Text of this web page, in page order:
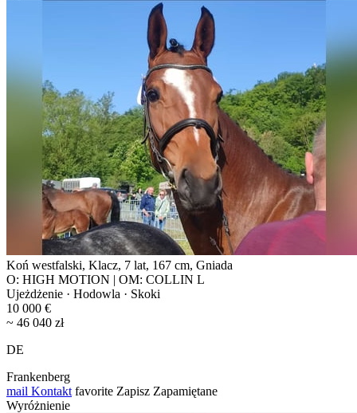
Koń westfalski, Klacz, 7 lat, 167 cm, Gniada
O: HIGH MOTION | OM: COLLIN L
Ujeżdżenie · Hodowla · Skoki
10 000 €
~ 46 040 zł
DE
Frankenberg
mail Kontakt favorite Zapisz Zapamiętane
Wyróżnienie